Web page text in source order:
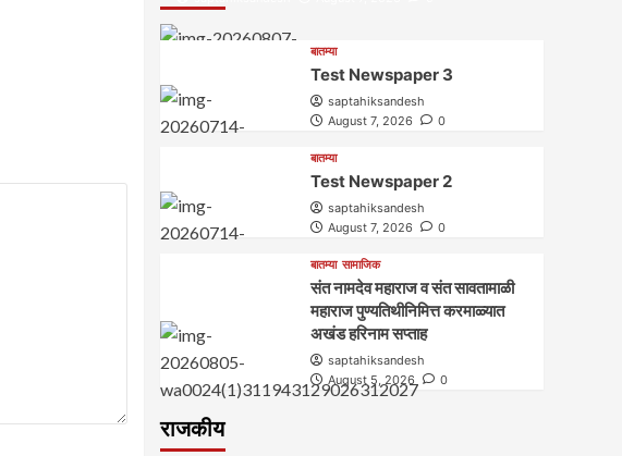
बातम्या
Test Newspaper 3
saptahiksandesh
August 7, 2026
0
बातम्या
Test Newspaper 2
saptahiksandesh
August 7, 2026
0
बातम्या सामाजिक
संत नामदेव महाराज व संत सावतामाळी
महाराज पुण्यतिथीनिमित्त करमाळ्यात
अखंड हरिनाम सप्ताह
saptahiksandesh
August 5, 2026
0
राजकीय